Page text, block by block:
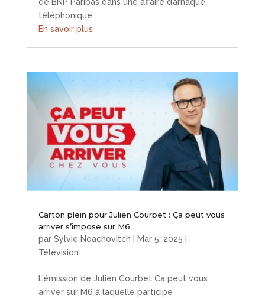
téléphonique
En savoir plus
Carton plein pour Julien Courbet : Ça peut vous
arriver s’impose sur M6
par Sylvie Noachovitch Mar 5, 2025
Télévision
L’émission de Julien Courbet Ca peut vous
arriver sur M6 à laquelle participe